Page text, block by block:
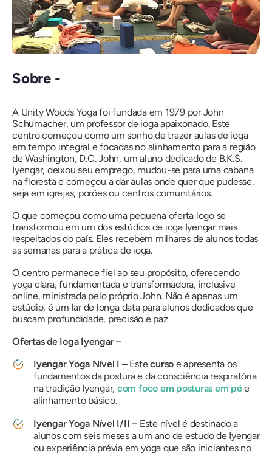
Sobre -
A Unity Woods Yoga foi fundada em 1979 por John
Schumacher, um professor de ioga apaixonado. Este
centro começou como um sonho de trazer aulas de ioga
em tempo integral e focadas no alinhamento para a região
de Washington, D.C. John, um aluno dedicado de B.K.S.
Iyengar, deixou seu emprego, mudou-se para uma cabana
na floresta e começou a dar aulas onde quer que pudesse,
seja em igrejas, porões ou centros comunitários.
O que começou como uma pequena oferta logo se
transformou em um dos estúdios de ioga Iyengar mais
respeitados do país. Eles recebem milhares de alunos todas
as semanas para a prática de ioga.
O centro permanece fiel ao seu propósito, oferecendo
yoga clara, fundamentada e transformadora, inclusive
online, ministrada pelo próprio John. Não é apenas um
estúdio, é um lar de longa data para alunos dedicados que
buscam profundidade, precisão e paz.
Ofertas de Ioga Iyengar –
Iyengar Yoga Nível I – Estecurso e apresenta os
fundamentos da postura e da consciência respiratória
na tradição Iyengar, com foco em posturas em pée
alinhamento básico.
Iyengar Yoga Nível I/II – Este nível é destinado a
alunos com seis meses a um ano de estudo de Iyengar
ou experiência prévia em yoga que são iniciantes no